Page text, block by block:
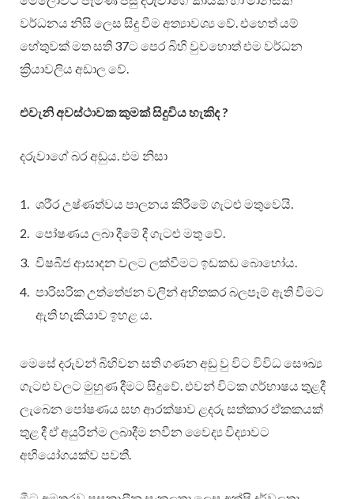
වර්ධනය නිසි ලෙස සිදු වීම අත්‍යාවශ්‍ය වේ. එහෙත් යම්
හේතුවක් මත සති 37ට පෙර බිහි වුවහොත් එම වර්ධන
ක්‍රියාවලිය අඩාල වේ.
එවැනි අවස්ථාවක කුමක් සිදුවිය හැකිද ?
දරුවාගේ බර අඩුය. එම නිසා
ශරීර උෂ්ණත්වය පාලනය කිරීමේ ගැටළු මතුවෙයි.
පෝෂණය ලබා දීමේ දී ගැටළු මතු වේ.
විෂබීජ ආසාදන වලට ලක්වීමට ඉඩකඩ බොහෝය.
පාරිසරික උත්තේජන වලින් අහිතකර බලපෑම් ඇති වීමට
ඇති හැකියාව ඉහළ ය.
මෙසේ දරුවන් බිහිවන සති ගණන අඩු වු විට විවිධ සෞඛ්‍ය
ගැටළු වලට මුහුණ දීමට සිදුවේ. එවන් විටක ගර්භාෂය තුළදී
ලැබෙන පෝෂණය සහ ආරක්ෂාව ළදරු සත්කාර ඒකකයක්
තුළ දී ඒ අයුරින්ම ලබාදීම නවීන වෛද්‍ය විද්‍යාවට
අභියෝගයක්ව පවතී.